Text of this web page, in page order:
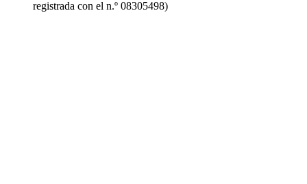
registrada con el n.º 08305498)